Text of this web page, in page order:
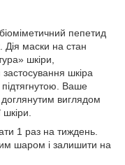
пепетид
Дія маски на стан
шкіри,
шкіра
Ваше
доглянутим виглядом
шкіри.
1 раз на тиждень.
шаром і залишити на